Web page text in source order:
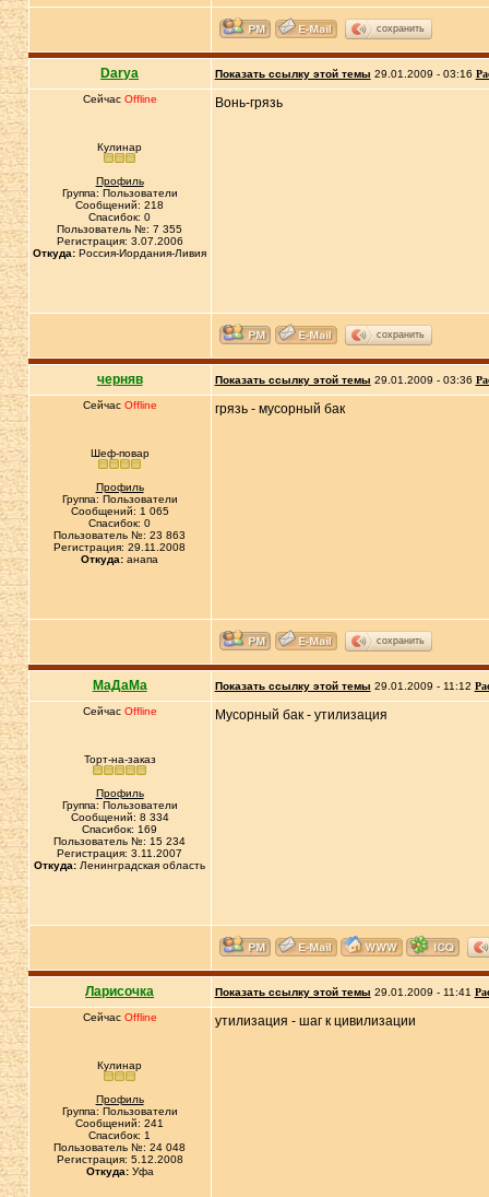
сохранить
Darya Показать ссылку этой темы 29.01.2009 - 03:16
Сейчас Offline
Кулинар
Профиль
Группа: Пользователи
Сообщений: 218
Спасибок: 0
Пользователь №: 7 355
Регистрация: 3.07.2006
Откуда: Россия-Иордания-Ливия
Вонь-грязь
сохранить
черняв Показать ссылку этой темы 29.01.2009 - 03:36
Сейчас Offline
Шеф-повар
Профиль
Группа: Пользователи
Сообщений: 1 065
Спасибок: 0
Пользователь №: 23 863
Регистрация: 29.11.2008
Откуда: анапа
грязь - мусорный бак
сохранить
МаДаМа Показать ссылку этой темы 29.01.2009 - 11:12
Сейчас Offline
Торт-на-заказ
Профиль
Группа: Пользователи
Сообщений: 8 334
Спасибок: 169
Пользователь №: 15 234
Регистрация: 3.11.2007
Откуда: Ленинградская область
Мусорный бак - утилизация
Ларисочка Показать ссылку этой темы 29.01.2009 - 11:41
Сейчас Offline
Кулинар
Профиль
Группа: Пользователи
Сообщений: 241
Спасибок: 1
Пользователь №: 24 048
Регистрация: 5.12.2008
Откуда:Уфа
утилизация - шаг к цивилизации